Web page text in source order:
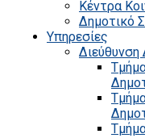
Κέντρα
Δημοτικό
Υπηρεσίες
Διεύθυνση